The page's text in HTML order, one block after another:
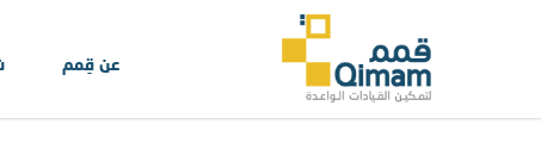
عن قِمم